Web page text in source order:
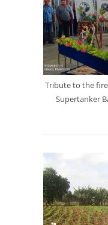
Tribute to the
Supertanker